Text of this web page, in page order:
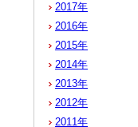
2017年
2016年
2015年
2014年
2013年
2012年
2011年